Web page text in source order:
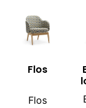
Flos
Flos